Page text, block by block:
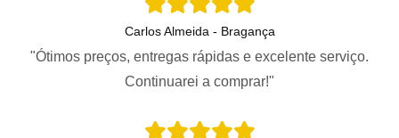
Carlos Almeida - Bragança
"Ótimos preços, entregas rápidas e excelente serviço.
Continuarei a comprar!"